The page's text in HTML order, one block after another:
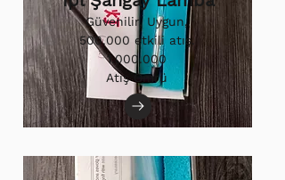
Güvenilir, Uygun,
500.000 etkili atış.
1.000.000
Atış Ömrü